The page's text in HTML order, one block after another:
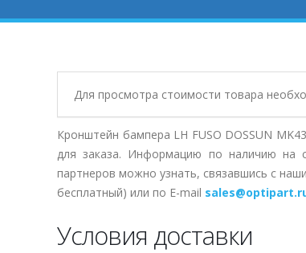
Для просмотра стоимости товара
Кронштейн бампера LH FUSO DOSSUN
для заказа. Информацию по наличию на
партнеров можно узнать, связавшись с
бесплатный) или по E-mail
Условия доставки